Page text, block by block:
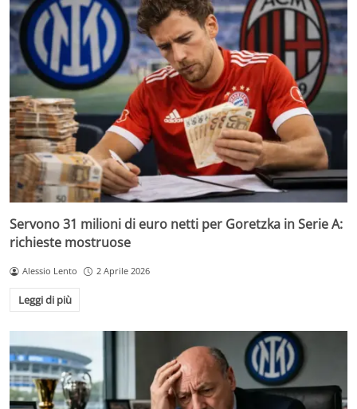
Servono 31 milioni di euro netti per Goretzka in Serie A:
richieste mostruose
Alessio Lento 2 Aprile 2026
Leggi di più